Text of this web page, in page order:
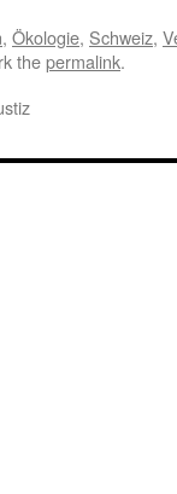
, Ökologie, Schweiz,
thepermalink.